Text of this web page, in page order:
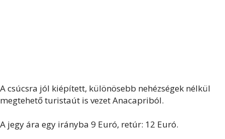
A csúcsra jól kiépített, különösebb nehézségek nélkül
megtehető turistaút is vezet Anacapriból.
A jegy ára egy irányba 9 Euró, retúr: 12 Euró.